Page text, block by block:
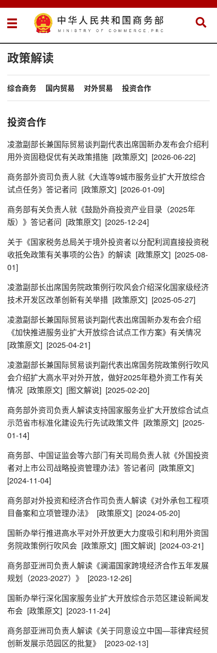
政策解读
综合商务 国内贸易 对外贸易 投资合作
投资合作
凌激副部长兼国际贸易谈判副代表出席国新办发布会介绍利
用外资固稳促优有关政策措施 [政策原文] [2026-06-22]
商务部外资司负责人就《大连等9城市服务业扩大开放综合
试点任务》答记者问 [政策原文] [2026-01-09]
商务部有关负责人就《鼓励外商投资产业目录（2025年
版）》答记者问 [政策原文] [2025-12-24]
关于《国家税务总局关于境外投资者以分配利润直接投资税
收抵免政策有关事项的公告》的解读 [政策原文] [2025-08-
01]
凌激副部长出席国务院政策例行吹风会介绍深化国家级经济
技术开发区改革创新有关举措 [政策原文] [2025-05-27]
凌激副部长兼国际贸易谈判副代表出席国新办发布会介绍
《加快推进服务业扩大开放综合试点工作方案》有关情况
[政策原文] [2025-04-21]
凌激副部长兼国际贸易谈判副代表出席国务院政策例行吹风
会介绍扩大高水平对外开放，做好2025年稳外资工作有关
情况 [政策原文] [图文解说] [2025-02-20]
商务部外资司负责人解读支持国家服务业扩大开放综合试点
示范省市标准化建设先行先试政策文件 [政策原文] [2025-
01-14]
商务部、中国证监会等六部门有关司局负责人就《外国投资
者对上市公司战略投资管理办法》答记者问 [政策原文]
[2024-11-04]
商务部对外投资和经济合作司负责人解读《对外承包工程项
目备案和立项管理办法》
[政策原文] [2024-05-20]
国新办举行推进高水平对外开放更大力度吸引和利用外资国
务院政策例行吹风会 [政策原文] [图文解说] [2024-03-21]
商务部亚洲司负责人解读《澜湄国家跨境经济合作五年发展
规划（2023-2027）》
[2023-12-26]
国新办举行深化国家服务业扩大开放综合示范区建设新闻发
布会 [政策原文] [2023-11-24]
商务部亚洲司负责人解读《关于同意设立中国—菲律宾经贸
创新发展示范园区的批复》
[2023-02-13]